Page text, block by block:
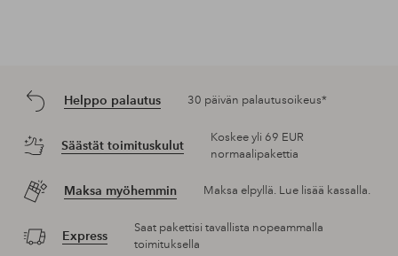
Helppo palautus 30 päivän palautusoikeus*
Säästät toimituskulut
Koskee yli 69 EUR
normaalipakettia
Maksa myöhemmin Maksa elpyllä. Lue lisää kassalla.
Express
Saat pakettisi tavallista nopeammalla
toimituksella